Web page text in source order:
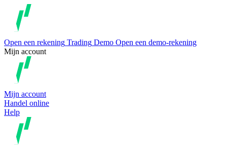
Open een rekening Trading Demo Open een demo-rekening
Mijn account
Mijn account
Handel online
Help